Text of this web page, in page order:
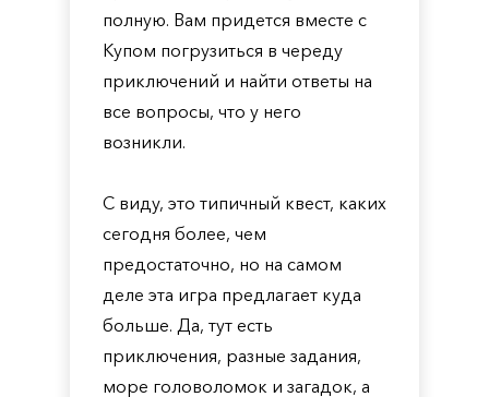
полную. Вам придется вместе с
Купом погрузиться в череду
приключений и найти ответы на
все вопросы, что у него
возникли.
С виду, это типичный квест, каких
сегодня более, чем
предостаточно, но на самом
деле эта игра предлагает куда
больше. Да, тут есть
приключения, разные задания,
море головоломок и загадок, а